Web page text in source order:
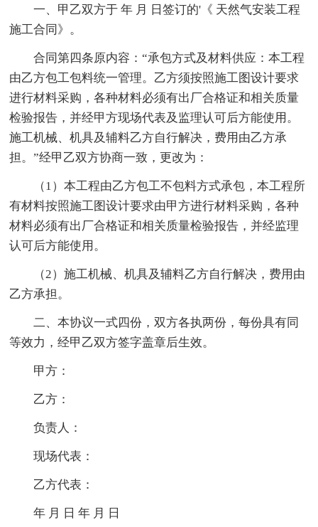
一、甲乙双方于 年 月 日签订的'《 天然气安装工程
施工合同》。
合同第四条原内容：“承包方式及材料供应：本工程
由乙方包工包料统一管理。乙方须按照施工图设计要求
进行材料采购，各种材料必须有出厂合格证和相关质量
检验报告，并经甲方现场代表及监理认可后方能使用。
施工机械、机具及辅料乙方自行解决，费用由乙方承
担。”经甲乙双方协商一致，更改为：
（1）本工程由乙方包工不包料方式承包，本工程所
有材料按照施工图设计要求由甲方进行材料采购，各种
材料必须有出厂合格证和相关质量检验报告，并经监理
认可后方能使用。
（2）施工机械、机具及辅料乙方自行解决，费用由
乙方承担。
二、本协议一式四份，双方各执两份，每份具有同
等效力，经甲乙双方签字盖章后生效。
甲方：
乙方：
负责人：
现场代表：
乙方代表：
年 月 日 年 月 日